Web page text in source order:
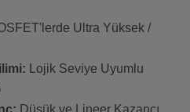
Ultra Yüksek /
Lojik Seviye Uyumlu
Düşük ve Lineer Kazancı